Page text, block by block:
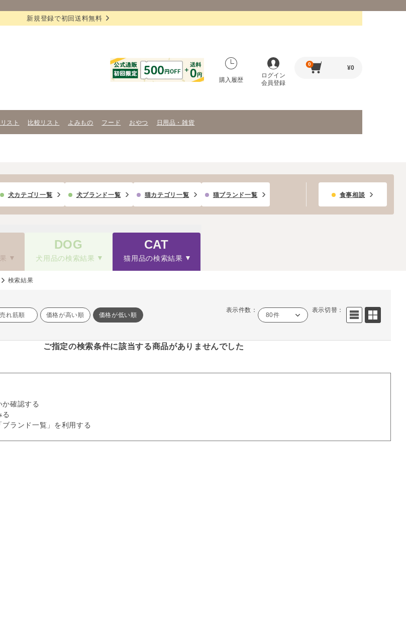
新規登録で初回送料無料
購入履歴
ログイン
会員登録
0
¥0
スト 比較リスト よみもの フード おやつ 日用品・雑貨
犬カテゴリ一覧 犬ブランド一覧 猫カテゴリ一覧 猫ブランド一覧 食事相談
DOG
犬用品の検索結果
CAT
猫用品の検索結果
検索結果
売れ筋順 価格が高い順 価格が低い順
表示件数：
80件
表示切替：
ご指定の検索条件に該当する商品がありませんでした
か確認する
る
ブランド一覧」を利用する